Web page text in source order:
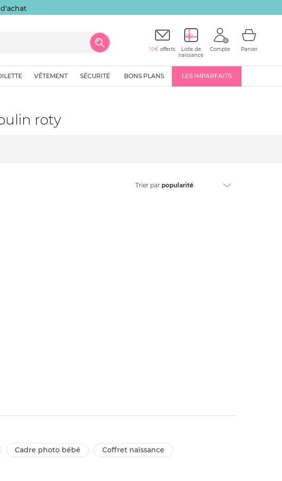
10€ offerts
Liste de
naissance
Compte Panier
VÊTEMENT SÉCURITÉ BONS PLANS LES IMPARFAITS
roty
Trier par popularité
cadre photo bébé coffret naissance